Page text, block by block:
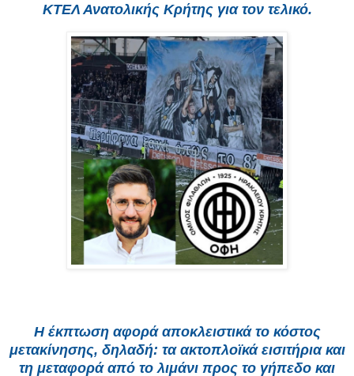
ΚΤΕΛ Ανατολικής Κρήτης για τον τελικό.
Η έκπτωση αφορά αποκλειστικά το κόστος
μετακίνησης, δηλαδή: τα ακτοπλοϊκά εισιτήρια και
τη μεταφορά από το λιμάνι προς το γήπεδο και